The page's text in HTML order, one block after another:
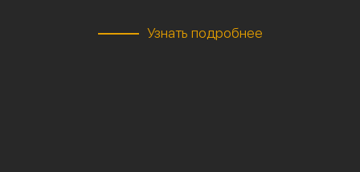
Узнать подробнее